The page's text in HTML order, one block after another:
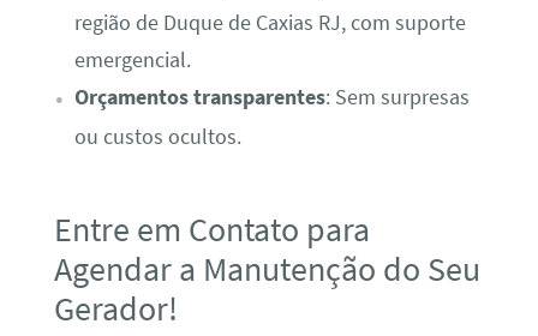
região de Duque de Caxias RJ, com suporte
emergencial.
Orçamentos transparentes: Sem surpresas
ou custos ocultos.
Entre em Contato para
Agendar a Manutenção do Seu
Gerador!